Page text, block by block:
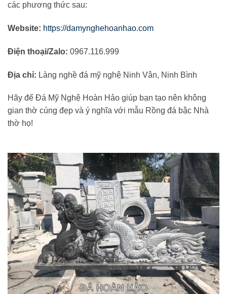
các phương thức sau:
Website: https://damynghehoanhao.com
Điện thoại/Zalo: 0967.116.999
Địa chỉ: Làng nghề đá mỹ nghệ Ninh Vân, Ninh Bình
Hãy để Đá Mỹ Nghệ Hoàn Hảo giúp bạn tạo nên không
gian thờ cúng đẹp và ý nghĩa với mẫu Rồng đá bậc Nhà
thờ họ!